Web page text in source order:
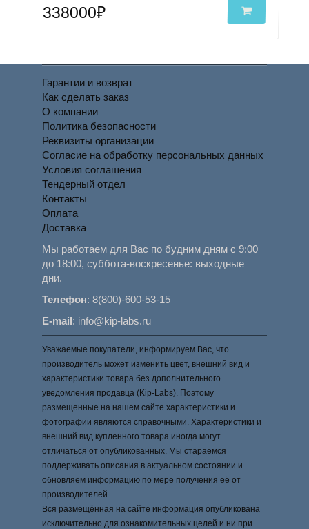
338000₽
Гарантии и возврат
Как сделать заказ
О компании
Политика безопасности
Реквизиты организации
Согласие на обработку персональных данных
Условия соглашения
Тендерный отдел
Контакты
Оплата
Доставка
Мы работаем для Вас по будним дням с 9:00
до 18:00, суббота-воскресенье: выходные
дни.
Телефон:8(800)-600-53-15
E-mail: info@kip-labs.ru
Уважаемые покупатели, информируем Вас, что
производитель может изменить цвет, внешний вид и
характеристики товара без дополнительного
уведомления продавца (Kip-Labs). Поэтому
размещенные на нашем сайте характеристики и
фотографии являются справочными. Характеристики и
внешний вид купленного товара иногда могут
отличаться от опубликованных. Мы стараемся
поддерживать описания в актуальном состоянии и
обновляем информацию по мере получения её от
производителей.
Вся размещённая на сайте информация опубликована
исключительно для ознакомительных целей и ни при